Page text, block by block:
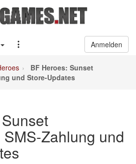
Anmelden
BF Heroes: Sunset
und Store-Updates
Zahlung und